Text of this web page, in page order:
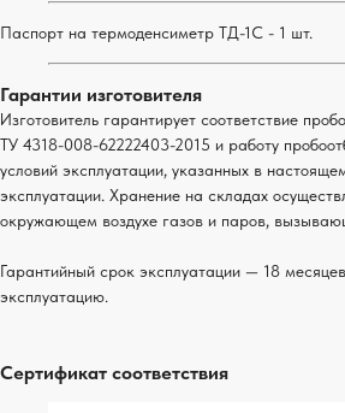
Паспорт на термоденсиметр ТД-1С - 1 шт.
Гарантии изготовителя
Изготовитель гарантирует соответствие
ТУ 4318-008-62222403-2015 и работу
условий эксплуатации, указанных в
эксплуатации. Хранение на складах
окружающем воздухе газов и паров,
Гарантийный срок эксплуатации — 18
эксплуатацию.
Сертификат соответствия